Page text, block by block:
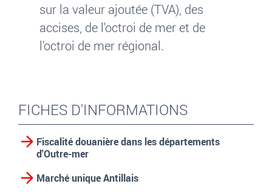
sur la valeur ajoutée (TVA), des
accises, de l'octroi de mer et de
l'octroi de mer régional.
FICHES D'INFORMATIONS
Fiscalité douanière dans les départements
d'Outre-mer
Marché unique Antillais